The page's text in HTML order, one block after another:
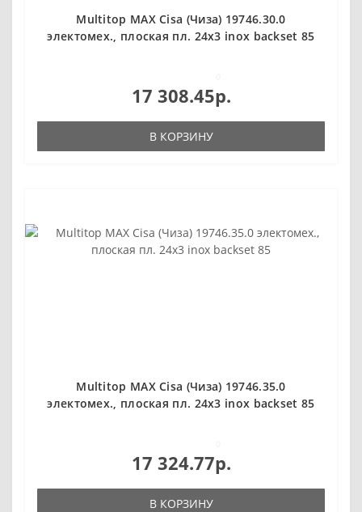
Multitop MAX Cisa (Чиза) 19746.30.0
электомех., плоская пл. 24x3 inox backset 85
17 308.45р.
В КОРЗИНУ
Multitop MAX Cisa (Чиза) 19746.35.0
электомех., плоская пл. 24x3 inox backset 85
17 324.77р.
В КОРЗИНУ